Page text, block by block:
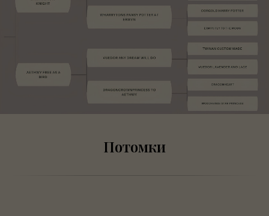
Потомки